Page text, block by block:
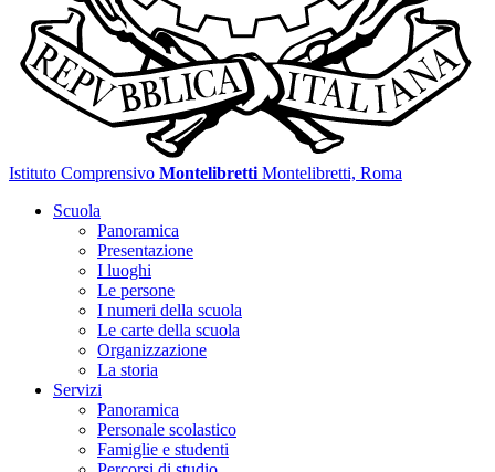
Istituto Comprensivo Montelibretti Montelibretti, Roma
Scuola
Panoramica
Presentazione
I luoghi
Le persone
I numeri della scuola
Le carte della scuola
Organizzazione
La storia
Servizi
Panoramica
Personale scolastico
Famiglie e studenti